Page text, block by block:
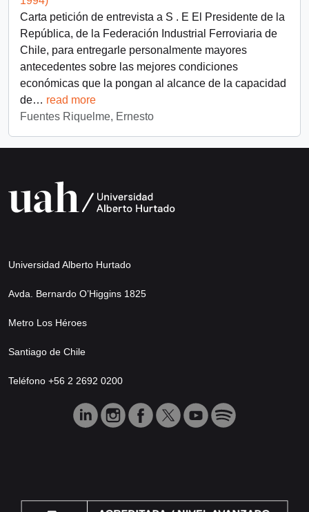
Carta petición de entrevista a S . E El Presidente de la
República, de la Federación Industrial Ferroviaria de
Chile, para entregarle personalmente mayores
antecedentes sobre las mejores condiciones
económicas que la pongan al alcance de la capacidad
de… read more
Fuentes Riquelme, Ernesto
Universidad Alberto Hurtado
Avda. Bernardo O’Higgins 1825
Metro Los Héroes
Santiago de Chile
Teléfono +56 2 2692 0200